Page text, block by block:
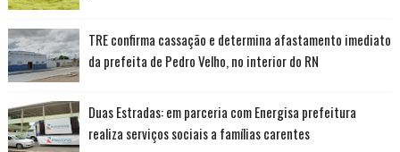
TRE confirma cassação e determina afastamento imediato
da prefeita de Pedro Velho, no interior do RN
Duas Estradas: em parceria com Energisa prefeitura
realiza serviços sociais a famílias carentes